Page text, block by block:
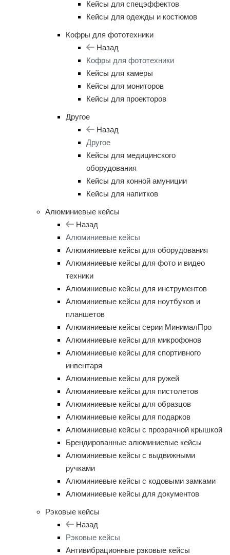
Кейсы для спецэффектов
Кейсы для одежды и костюмов
Кофры для фототехники
Назад
Кофры для фототехники
Кейсы для камеры
Кейсы для мониторов
Кейсы для проекторов
Другое
Назад
Другое
Кейсы для медицинского
оборудования
Кейсы для конной амуниции
Кейсы для напитков
Алюминиевые кейсы
Назад
Алюминиевые кейсы
Алюминиевые кейсы для оборудования
Алюминиевые кейсы для фото и видео
техники
Алюминиевые кейсы для инструментов
Алюминиевые кейсы для ноутбуков и
планшетов
Алюминиевые кейсы серии МинималПро
Алюминиевые кейсы для микрофонов
Алюминиевые кейсы для спортивного
инвентаря
Алюминиевые кейсы для ружей
Алюминиевые кейсы для пистолетов
Алюминиевые кейсы для образцов
Алюминиевые кейсы для подарков
Алюминиевые кейсы с прозрачной крышкой
Брендированные алюминиевые кейсы
Алюминиевые кейсы с выдвижными
ручками
Алюминиевые кейсы с кодовыми замками
Алюминиевые кейсы для документов
Рэковые кейсы
Назад
Рэковые кейсы
Антивибрационные рэковые кейсы